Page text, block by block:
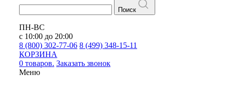
Поиск
ПН-ВС
с 10:00 до 20:00
8 (800) 302-77-06 8 (499) 348-15-11
КОРЗИНА
0 товаров. Заказать звонок
Меню